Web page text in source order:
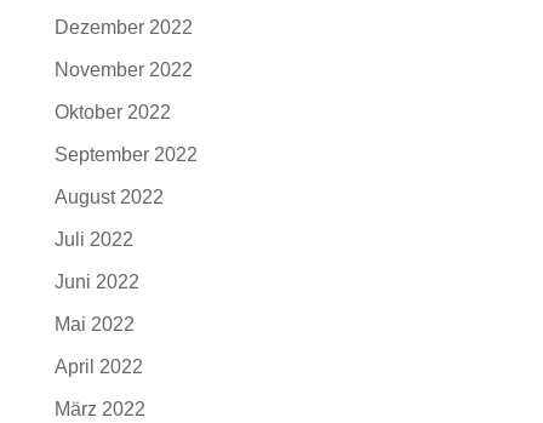
Dezember 2022
November 2022
Oktober 2022
September 2022
August 2022
Juli 2022
Juni 2022
Mai 2022
April 2022
März 2022